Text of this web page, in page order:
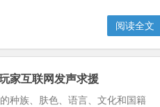
阅读全文
家互联网发声求援
种族、肤色、语言、文化和国籍